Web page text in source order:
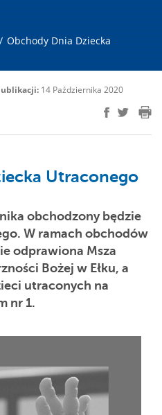
/ Obchody Dnia Dziecka
14 Października 2020
Utraconego
obchodzony będzie
W ramach obchodów
odprawiona Msza
Bożej w Ełku, a
utraconych na
nr 1.